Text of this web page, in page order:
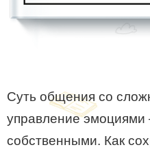
Суть общения со
управление
собственными. Как